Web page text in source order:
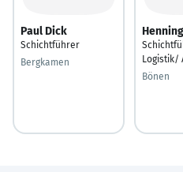
Paul Dick
Schichtführer
Bergkamen
Logistik/
Bönen